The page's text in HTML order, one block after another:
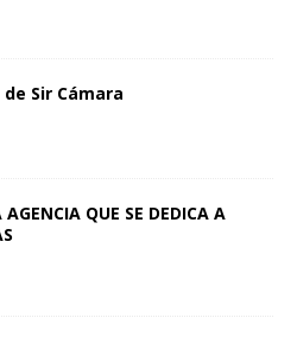
Sir Cámara
AGENCIA QUE SE DEDICA A